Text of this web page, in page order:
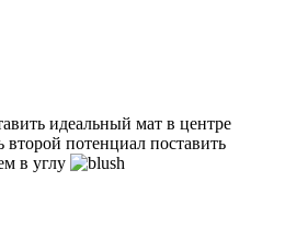
идеальный мат в центре
второй потенциал поставить
в углу